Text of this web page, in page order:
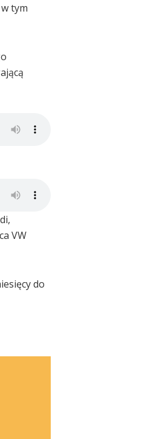
tym
VW
do